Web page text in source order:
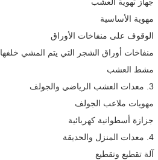
جهاز تهوية العشب
مهوية الأساسية
الوقوف على منفاخات الأوراق
منفاخات أوراق الشجر التي يتم المشي خلفها
مشط العشب
3. معدات العشب الرياضي والجولف
مهويات ملاعب الجولف
جزازة أسطوانية كهربائية
4. معدات المنزل والحديقة
آلة تقطيع وتقطيع